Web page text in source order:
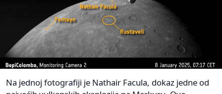
Na jednoj fotografiji je Nathair Facula, dokaz jedne od